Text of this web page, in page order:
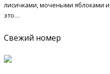
лисичками, мочеными яблоками и
это…
Свежий номер